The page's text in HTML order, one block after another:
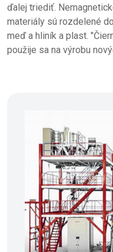
ďalej triediť.
materiály sú rozdelené
meď a hliník a plast.
použije sa na výrobu